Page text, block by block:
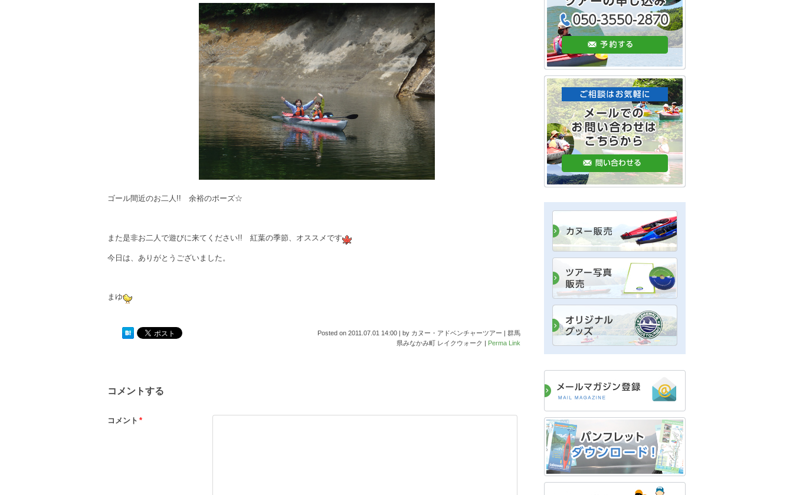
ゴール間近のお二人!! 余裕のポーズ☆
また是非お二人で遊びに来てください!! 紅葉の季節、オススメです
今日は、ありがとうございました。
まゆ
Posted on 2011.07.01 14:00 by カヌー・アドベンチャーツアー | 群馬
県みなかみ町 レイクウォーク
Perma Link
コメントする
コメント *